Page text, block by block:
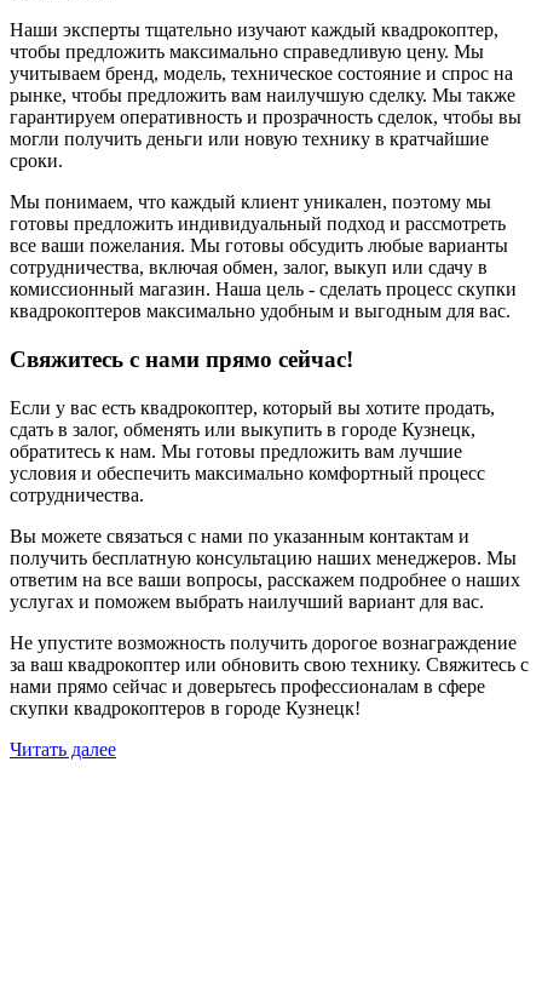
Наши эксперты тщательно изучают каждый квадрокоптер,
чтобы предложить максимально справедливую цену. Мы
учитываем бренд, модель, техническое состояние и спрос на
рынке, чтобы предложить вам наилучшую сделку. Мы также
гарантируем оперативность и прозрачность сделок, чтобы вы
могли получить деньги или новую технику в кратчайшие
сроки.
Мы понимаем, что каждый клиент уникален, поэтому мы
готовы предложить индивидуальный подход и рассмотреть
все ваши пожелания. Мы готовы обсудить любые варианты
сотрудничества, включая обмен, залог, выкуп или сдачу в
комиссионный магазин. Наша цель - сделать процесс скупки
квадрокоптеров максимально удобным и выгодным для вас.
Свяжитесь с нами прямо сейчас!
Если у вас есть квадрокоптер, который вы хотите продать,
сдать в залог, обменять или выкупить в городе Кузнецк,
обратитесь к нам. Мы готовы предложить вам лучшие
условия и обеспечить максимально комфортный процесс
сотрудничества.
Вы можете связаться с нами по указанным контактам и
получить бесплатную консультацию наших менеджеров. Мы
ответим на все ваши вопросы, расскажем подробнее о наших
услугах и поможем выбрать наилучший вариант для вас.
Не упустите возможность получить дорогое вознаграждение
за ваш квадрокоптер или обновить свою технику. Свяжитесь с
нами прямо сейчас и доверьтесь профессионалам в сфере
скупки квадрокоптеров в городе Кузнецк!
Читать далее